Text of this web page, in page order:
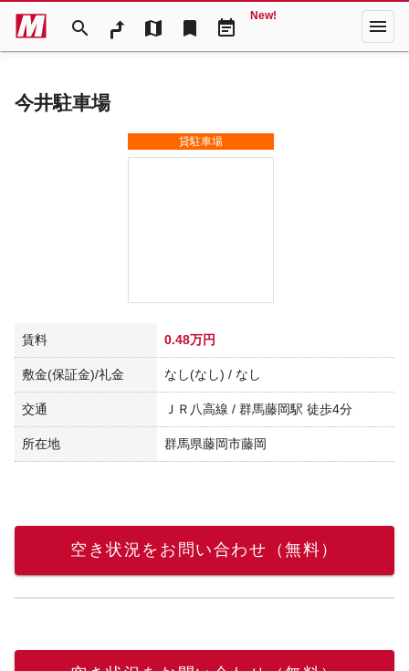
search map bookmark event_note
New! menu
今井駐車場
貸駐車場
賃料 0.48万円
敷金(保証金)/礼金 なし(なし) / なし
交通 ＪＲ八高線 / 群馬藤岡駅 徒歩4分
所在地 群馬県藤岡市藤岡
空き状況をお問い合わせ（無料）